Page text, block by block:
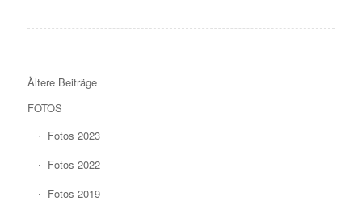
Ältere Beiträge
FOTOS
Fotos 2023
Fotos 2022
Fotos 2019